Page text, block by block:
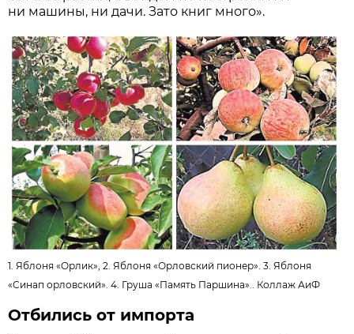
ни машины, ни дачи. Зато книг много».
1. Яблоня «Орлик», 2. Яблоня «Орловский пионер». 3. Яблоня
«Синап орловский». 4. Груша «Память Паршина».. Коллаж АиФ
Отбились от импорта